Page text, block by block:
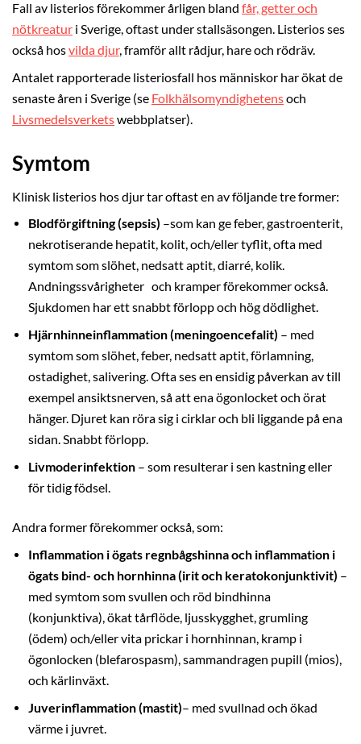
Fall av listerios förekommer årligen bland får, getter och
nötkreatur i Sverige, oftast under stallsäsongen. Listerios ses
också hosvilda djur, framför allt rådjur, hare och rödräv.
Antalet rapporterade listeriosfall hos människor har ökat de
senaste åren i Sverige (se Folkhälsomyndighetensoch
Livsmedelsverketswebbplatser).
Symtom
Klinisk listerios hos djur tar oftast en av följande tre former:
Blodförgiftning (sepsis) –som kan ge feber, gastroenterit,
nekrotiserande hepatit, kolit, och/eller tyflit, ofta med
symtom som slöhet, nedsatt aptit, diarré, kolik.
Andningssvårigheter och kramper förekommer också.
Sjukdomen har ett snabbt förlopp och hög dödlighet.
Hjärnhinneinflammation (meningoencefalit) – med
symtom som slöhet, feber, nedsatt aptit, förlamning,
ostadighet, salivering. Ofta ses en ensidig påverkan av till
exempel ansiktsnerven, så att ena ögonlocket och örat
hänger. Djuret kan röra sig i cirklar och bli liggande på ena
sidan. Snabbt förlopp.
Livmoderinfektion – som resulterar i sen kastning eller
för tidig födsel.
Andra former förekommer också, som:
Inflammation i ögats regnbågshinna och inflammation i
ögats bind- och hornhinna (irit och keratokonjunktivit) –
med symtom som svullen och röd bindhinna
(konjunktiva), ökat tårflöde, ljusskygghet, grumling
(ödem) och/eller vita prickar i hornhinnan, kramp i
ögonlocken (blefarospasm), sammandragen pupill (mios),
och kärlinväxt.
Juverinflammation (mastit)– med svullnad och ökad
värme i juvret.